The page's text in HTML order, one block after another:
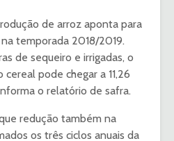
de arroz aponta para
temporada 2018/2019.
de sequeiro e irrigadas, o
pode chegar a 11,26
o relatório de safra.
redução também na
os três ciclos anuais da